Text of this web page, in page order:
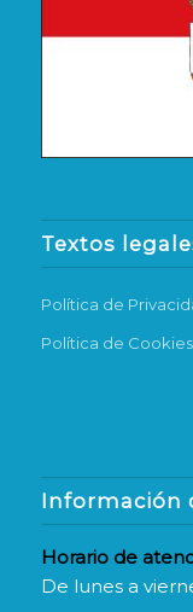
Textos
Política de
Política de Cookies
Información
Horario de
De lunes a